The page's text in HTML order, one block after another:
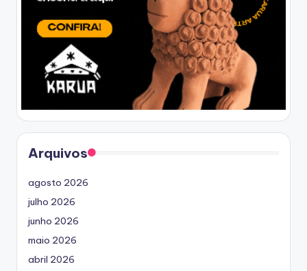
Arquivos
agosto 2026
julho 2026
junho 2026
maio 2026
abril 2026